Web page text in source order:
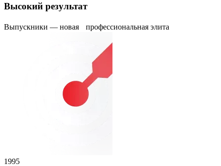
Высокий результат
Выпускники — новая профессиональная элита
1995